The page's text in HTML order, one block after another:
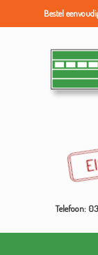
Bestel
Telefoon: